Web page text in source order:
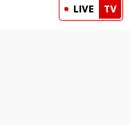
LIVE TV